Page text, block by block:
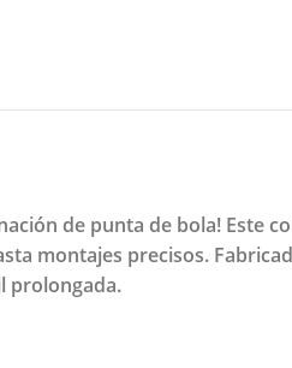
de punta de bola! Este
montajes precisos.
prolongada.